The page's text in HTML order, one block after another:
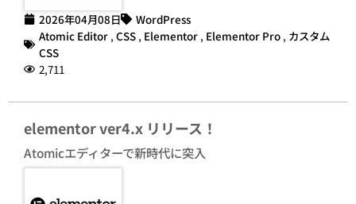
2026年04月08日
WordPress
Atomic Editor , CSS , Elementor , Elementor Pro , カスタム
CSS
2,711
elementor ver4.x リリース！
Atomicエディターで新時代に突入